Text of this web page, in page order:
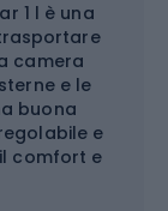
1 l è una
camera
e le
buona
e
comfort e